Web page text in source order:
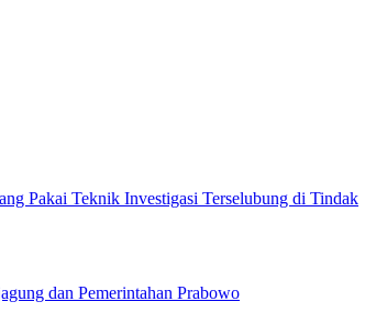
Pakai Teknik Investigasi Terselubung di Tindak
dan Pemerintahan Prabowo